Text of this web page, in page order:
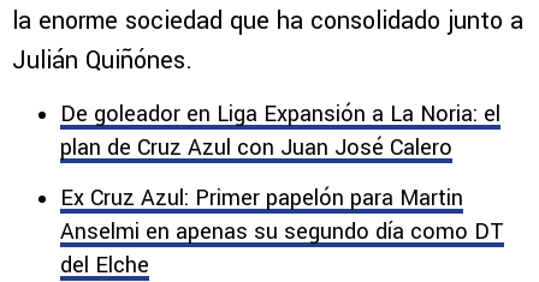
la enorme sociedad que ha consolidado junto a
Julián Quiñónes.
De goleador en Liga Expansión a La Noria: el
plan de Cruz Azul con Juan José Calero
Ex Cruz Azul: Primer papelón para Martin
Anselmi en apenas su segundo día como DT
del Elche